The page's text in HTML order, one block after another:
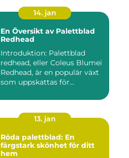
14. jan
En Översikt av Palettblad
Redhead
Introduktion: Palettblad
redhead, eller Coleus Blumei
Redhead, är en populär växt
som uppskattas för...
13. jan
Röda palettblad: En
färgstark skönhet för ditt
hem